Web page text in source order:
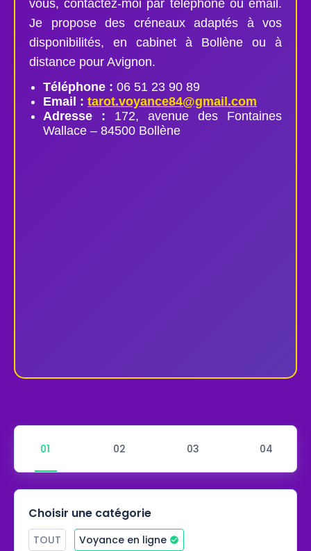
vous, contactez-moi par téléphone ou email.
Je propose des créneaux adaptés à vos
disponibilités, en cabinet à Bollène ou à
distance pour Avignon.
Téléphone : 06 51 23 90 89
Email : tarot.voyance84@gmail.com
Adresse : 172, avenue des Fontaines
Wallace – 84500 Bollène
Choisir une catégorie
TOUT Voyance en ligne